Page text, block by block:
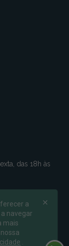
das 18h às
a
navegar
mais